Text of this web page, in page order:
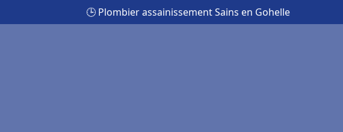
🕒 Plombier assainissement Sains en Gohelle